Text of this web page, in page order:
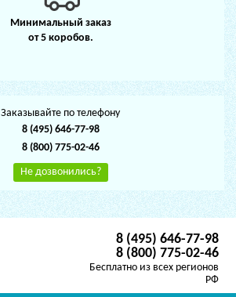
Минимальный заказ
от 5 коробов.
Заказывайте по телефону
8 (495) 646-77-98
8 (800) 775-02-46
Не дозвонились?
8 (495) 646-77-98
8 (800) 775-02-46
Бесплатно из всех регионов
РФ